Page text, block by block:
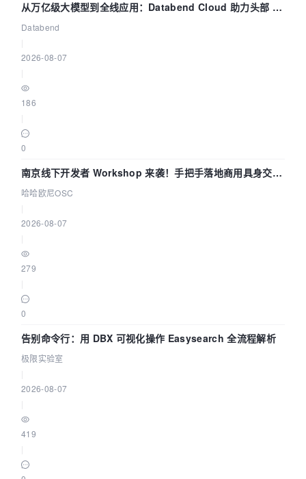
从万亿级大模型到全线应用：Databend Cloud 助力头部 AI
企业构建全链路 Trace 数据管道
Databend
2026-08-07
186
0
南京线下开发者 Workshop 来袭！手把手落地商用具身交互
智能 Agent 应用
哈哈欧尼OSC
2026-08-07
279
0
告别命令行：用 DBX 可视化操作 Easysearch 全流程解析
极限实验室
2026-08-07
419